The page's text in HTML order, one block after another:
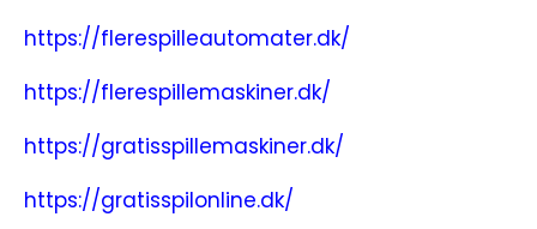
https://flerespilleautomater.dk/
https://flerespillemaskiner.dk/
https://gratisspillemaskiner.dk/
https://gratisspilonline.dk/